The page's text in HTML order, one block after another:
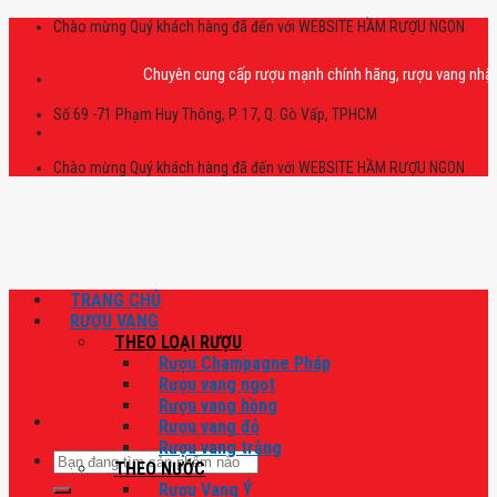
Skip
Chào mừng Quý khách hàng đã đến với WEBSITE HẦM RƯỢU NGON
Chuyên cung cấp rượu mạnh chính hãng, rượu vang nhập
Số 69 -71 Phạm Huy Thông, P. 17, Q. Gò Vấp, TPHCM
Chào mừng Quý khách hàng đã đến với WEBSITE HẦM RƯỢU NGON
Tìm
kiếm:
TRANG CHỦ
RƯỢU VANG
THEO LOẠI RƯỢU
Rượu Champagne Pháp
Rượu vang ngọt
Rượu vang hồng
Rượu vang đỏ
Rượu vang trắng
THEO NƯỚC
Rượu Vang Ý